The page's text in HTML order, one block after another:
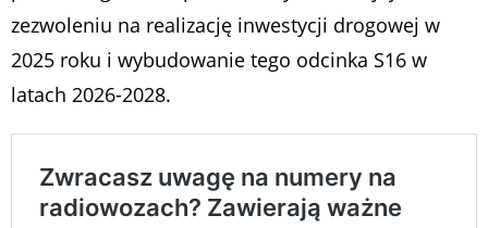
zezwoleniu na realizację inwestycji drogowej w
2025 roku i wybudowanie tego odcinka S16 w
latach 2026-2028.